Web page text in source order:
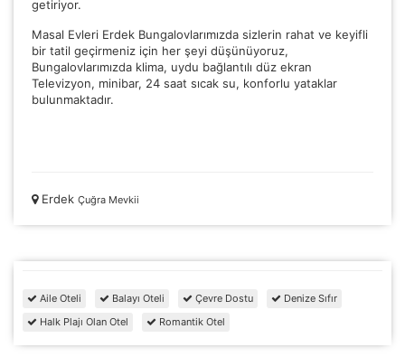
Zorunlu Çerezler HER ZAMAN AKTIF
Oturum yönetimi, güvenlik ve temel site işlevleri için
gereklidir. Bu çerezler olmadan site düzgün çalışmaz ve
İstatistik Çerezleri
getiriyor.
Masal Evleri Erdek Bungalovlarımızda sizlerin rahat ve keyifli
bir tatil geçirmeniz için her şeyi düşünüyoruz,
Bungalovlarımızda klima, uydu bağlantılı düz ekran
Televizyon, minibar, 24 saat sıcak su, konforlu yataklar
bulunmaktadır.
Erdek Çuğra Mevkii
Aile Oteli Balayı Oteli Çevre Dostu
Denize Sıfır
Halk Plajı Olan Otel
Romantik Otel